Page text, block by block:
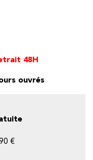
48H
ouvrés
€